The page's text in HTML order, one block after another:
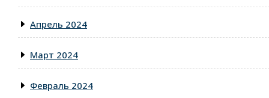
Апрель 2024
Март 2024
Февраль 2024